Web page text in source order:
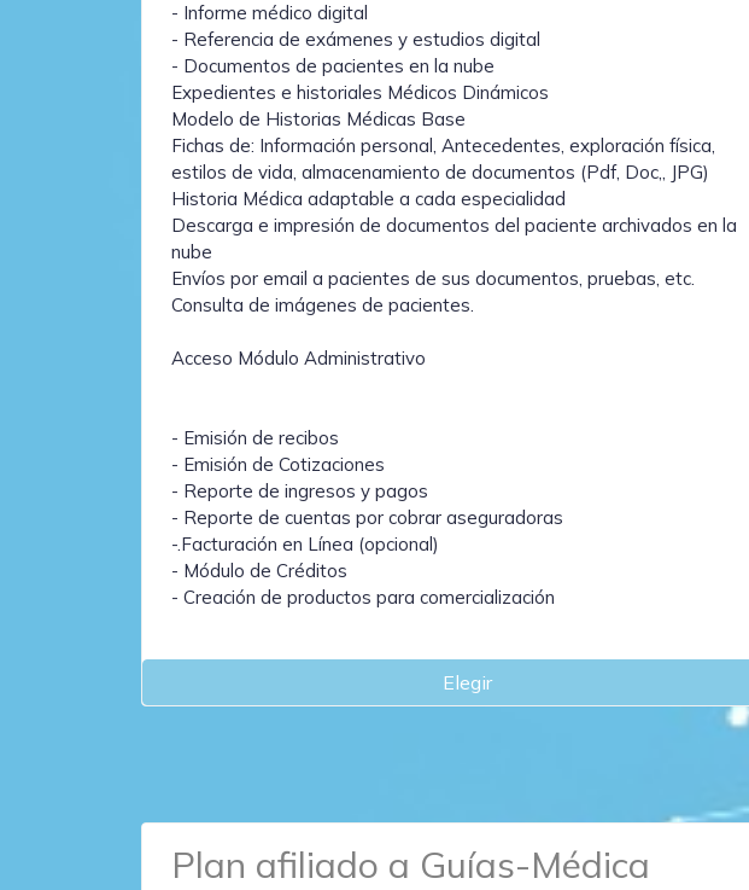
- Informe médico digital
- Referencia de exámenes y estudios digital
- Documentos de pacientes en la nube
Expedientes e historiales Médicos Dinámicos
Modelo de Historias Médicas Base
Fichas de: Información personal, Antecedentes, exploración física,
estilos de vida, almacenamiento de documentos (Pdf, Doc,, JPG)
Historia Médica adaptable a cada especialidad
Descarga e impresión de documentos del paciente archivados en la
nube
Envíos por email a pacientes de sus documentos, pruebas, etc.
Consulta de imágenes de pacientes.
Acceso Módulo Administrativo
- Emisión de recibos
- Emisión de Cotizaciones
- Reporte de ingresos y pagos
- Reporte de cuentas por cobrar aseguradoras
-.Facturación en Línea (opcional)
- Módulo de Créditos
- Creación de productos para comercialización
Elegir
Plan afiliado a Guías-Médica